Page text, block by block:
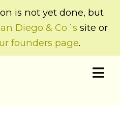
is not yet done, but
Diego & Co´s site or
founders page.